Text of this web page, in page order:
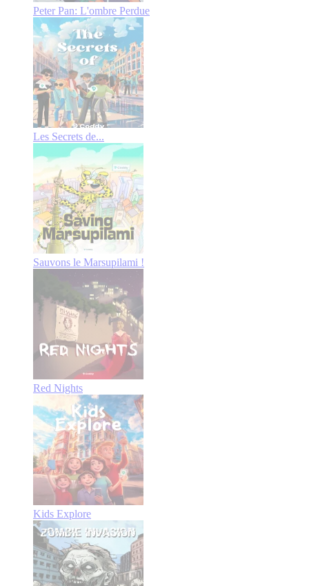
Peter Pan: L'ombre Perdue
Les Secrets de...
Sauvons le Marsupilami !
Red Nights
Kids Explore